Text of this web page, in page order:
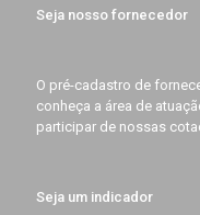
Seja nosso fornecedor
O pré-cadastro de
conheça a área de
participar de nossas
Seja um indicador